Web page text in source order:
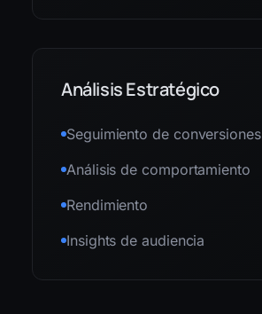
Análisis Estratégico
Seguimiento de conversiones
Análisis de comportamiento
Rendimiento
Insights de audiencia